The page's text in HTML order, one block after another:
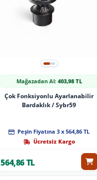
Mağazadan Al: 403,98 TL
Çok Fonksiyonlu Ayarlanabilir
Bardaklık / Sybr59
Peşin Fiyatına 3 x 564,86 TL
Ücretsiz Kargo
564,86 TL